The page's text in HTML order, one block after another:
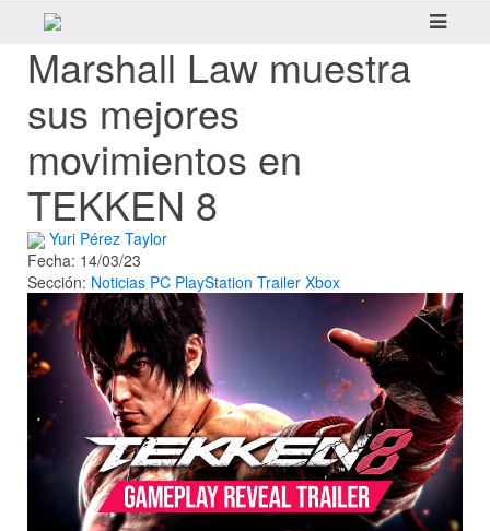
Marshall Law muestra
sus mejores
movimientos en
TEKKEN 8
Yuri Pérez Taylor
Fecha: 14/03/23
Sección: Noticias PC PlayStation Trailer Xbox